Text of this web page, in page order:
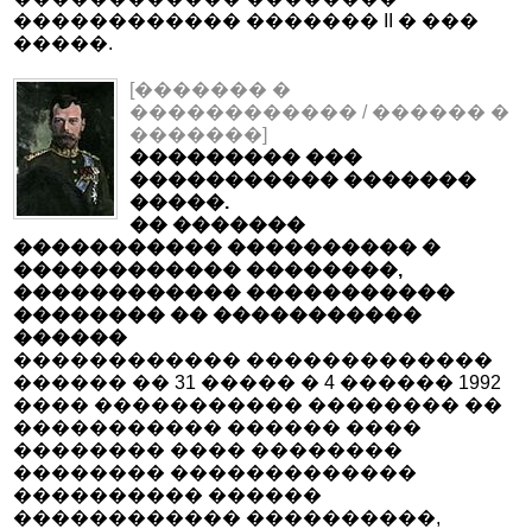
������������ ������� II � ���
�����.
[������� �
������������ / ������ �
�������]
��������� ���
����������� �������
�����.
�� �������
����������� ���������� �
������������ ��������,
������������ �����������
�������� �� �����������
������
������������ �������������
������ �� 31 ����� � 4 ������ 1992
���� ����������� �������� ��
����������� ������ ����
�������� ���� ��������
�������� �������������
���������� ������
������������ ����������,